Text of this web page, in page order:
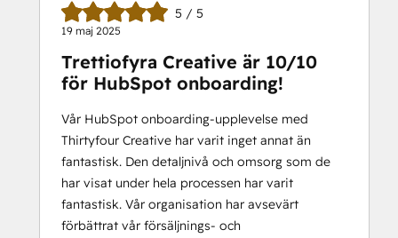
5 / 5
19 maj 2025
Trettiofyra Creative är 10/10
för HubSpot onboarding!
Vår HubSpot onboarding-upplevelse med
Thirtyfour Creative har varit inget annat än
fantastisk. Den detaljnivå och omsorg som de
har visat under hela processen har varit
fantastisk. Vår organisation har avsevärt
förbättrat vår försäljnings- och